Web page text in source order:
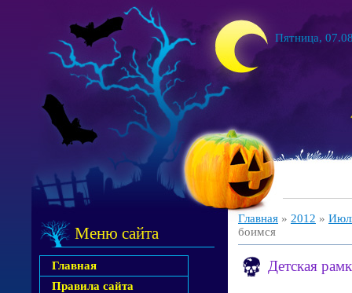
Пятница,
Меню сайта
Главная
Правила сайта
Главная » 2012 »
боимся
Детская